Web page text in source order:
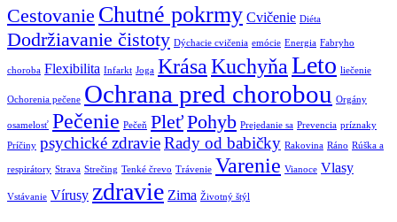
Cestovanie Chutné pokrmy Cvičenie Diéta
Dodržiavanie čistoty Dýchacie cvičenia emócie Energia Fabryho
choroba Flexibilita Infarkt Joga KrásaKuchyňaLeto liečenie
Ochorenia pečene Ochrana pred chorobou Orgány
osamelosť Pečenie Pečeň PleťPohyb Prejedanie sa Prevencia príznaky
Príčiny psychické zdravieRady od babičky Rakovina Ráno Rúška a
respirátory Strava Strečing Tenké črevo Trávenie Varenie Vianoce Vlasy
Vstávanie Vírusy zdravie Zima Životný štýl